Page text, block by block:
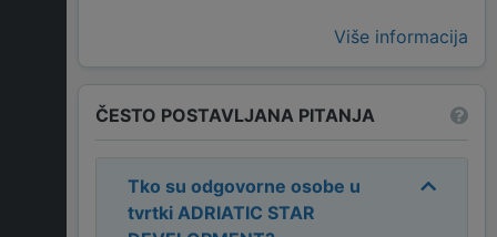
Više informacija
ČESTO POSTAVLJANA PITANJA
Tko su odgovorne osobe u
tvrtki ADRIATIC STAR